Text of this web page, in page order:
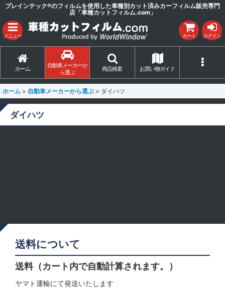
ブレインテック®のフィルムを使用した車種別カット済みカーフィルム販売専門
店「車種カットフィルム.com」
メニュー カート ログイン
ホーム
自動車メーカーか
ら選ぶ
商品検索 お買い物ガイド
ホーム > 自動車メーカーから選ぶ > ダイハツ
ダイハツ
送料について
送料（カート内で自動計算されます。）
ヤマト運輸にて発送いたします